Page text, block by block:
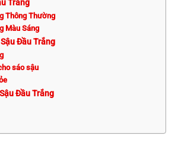
Trắng
Thông Thường
Màu Sáng
Đầu Trắng
sáo sậu
Đầu Trắng